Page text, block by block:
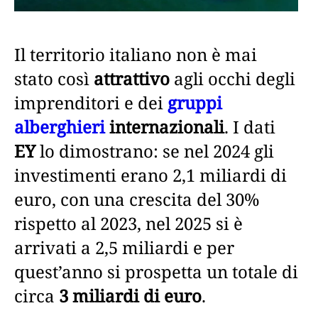
Il territorio italiano non è mai
stato così attrattivo agli occhi degli
imprenditori e dei gruppi
alberghieriinternazionali. I dati
EYlo dimostrano: se nel 2024 gli
investimenti erano 2,1 miliardi di
euro, con una crescita del 30%
rispetto al 2023, nel 2025 si è
arrivati a 2,5 miliardi e per
quest’anno si prospetta un totale di
circa 3 miliardi di euro.